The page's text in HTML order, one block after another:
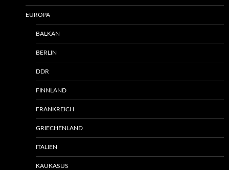
EUROPA
BALKAN
BERLIN
DDR
FINNLAND
FRANKREICH
GRIECHENLAND
ITALIEN
KAUKASUS